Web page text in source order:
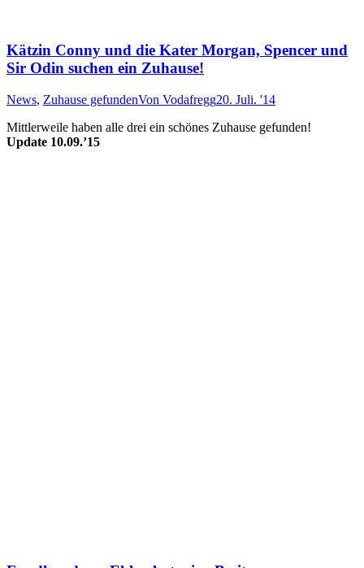
Kätzin Conny und die Kater Morgan, Spencer und
Sir Odin suchen ein Zuhause!
News, Zuhause gefundenVon Vodafregg20. Juli. '14
Mitt­ler­weile ha­ben alle drei ein schön­es Zu­hau­se ge­fun­den!
Update 10.09.’15